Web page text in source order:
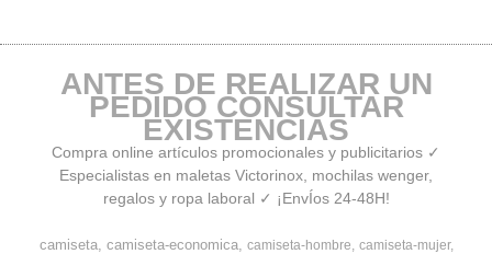
ANTES DE REALIZAR UN
PEDIDO CONSULTAR
EXISTENCIAS
Compra online artículos promocionales y publicitarios ✓
Especialistas en maletas Victorinox, mochilas wenger,
regalos y ropa laboral ✓ ¡EnvÍos 24-48H!
camiseta camiseta-economica camiseta-hombre camiseta-mujer